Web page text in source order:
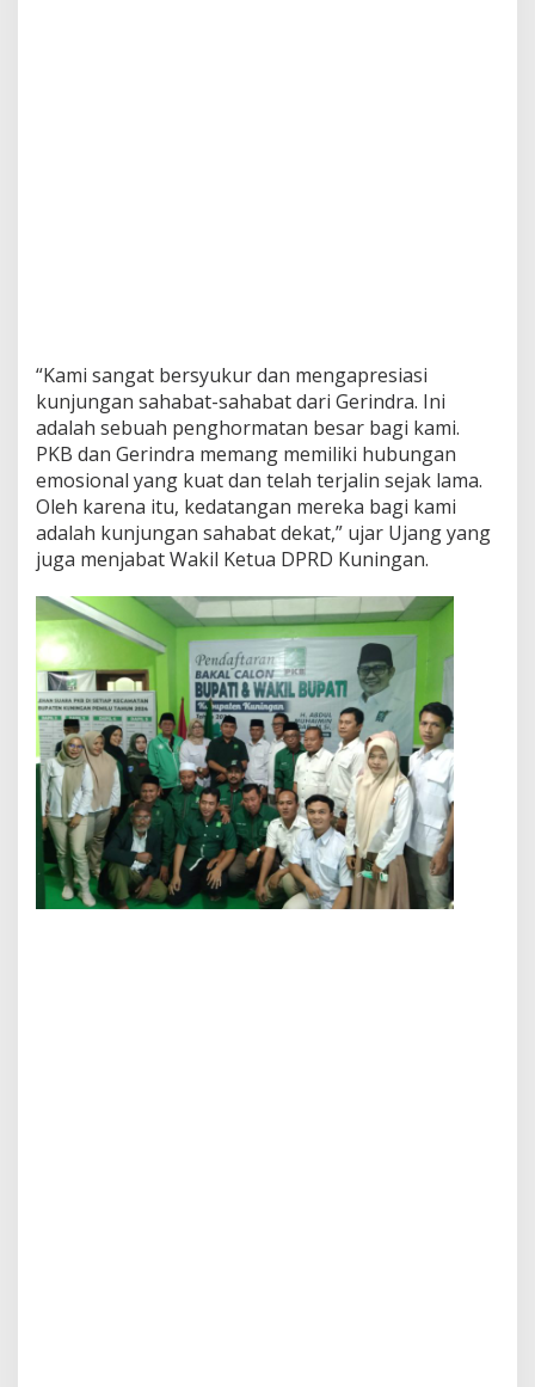
“Kami sangat bersyukur dan mengapresiasi
kunjungan sahabat-sahabat dari Gerindra. Ini
adalah sebuah penghormatan besar bagi kami.
PKB dan Gerindra memang memiliki hubungan
emosional yang kuat dan telah terjalin sejak lama.
Oleh karena itu, kedatangan mereka bagi kami
adalah kunjungan sahabat dekat,” ujar Ujang yang
juga menjabat Wakil Ketua DPRD Kuningan.